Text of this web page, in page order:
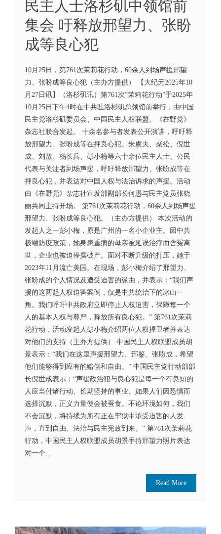
民主人士洛杉矶中领馆前
集会 吁释放邢望力、张盼
成等良心犯
10月25日，第761次茉莉花行动，60余人到场声援邢望
力、张盼成等良心犯（主办方提供） 【大纪元2025年10
月27日讯】（洛杉矶讯）第761次“茉莉花行动”于2025年
10月25日下午4时在中共驻洛杉矶总领馆前举行，由中国
民主党洛杉矶委员会、中国民主人权联盟、《在野党》
杂志社联合发起。 十余名参与者发表公开演讲，呼吁释
放邢望力、张盼成等在押良心犯。朱虞夫、柴松、倪世
成、刘敖、杨长兵、彭小梅等六十余位民主人士、公民
代表与关注者到场声援，呼吁释放邢望力、张盼成等在
押良心犯，并表达对中国人权与法治诉求的声援。活动
由《在野党》杂志社宣发部副部长何愚与民主党员张晓
丽共同主持开场。 第761次茉莉花行动，60余人到场声援
邢望力、张盼成等良心犯。（主办方提供） 本次活动的
发起人之一彭小梅，原是广州的一名小企业主。因中共
极端防疫政策，她身患重病的母亲被延误治疗而含冤离
世，企业也被迫停摆破产。面对不断升级的打压，她于
2023年11月流亡美国。在现场，彭小梅介绍了邢望力、
张盼成的个人情况及遭受迫害的缘由，并表示：“我们声
援的这两起人权迫害案例，仅是中共统治下的冰山一
角。我们呼吁中共政府立即停止人权迫害，保障每一个
人的基本人权与尊严，释放所有良心犯。” 第761次茉莉
花行动，活动发起人彭小梅介绍两位人权捍卫者并表达
对他们的支持（主办方提供） 中国民主人权联盟成员胡
景表示：“我们在这里声援邢望力、邢鉴、张盼成，希望
他们能够得到应有的赔偿和自由。” 中国民主党行动部部
长倪世成表示：“声援政治犯与良心犯是每一个有良知的
人应当付诸行动、长期坚持的事业。如果人们因恐惧而
选择沉默，正义力量便会被蚕食。不论环境如何，我们
不会沉默，将持续为所有正在牢狱中承受迫害的人发
声，直到自由、法治与民主宪政到来。” 第761次茉莉花
行动，中国民主人权联盟成员胡景手持邢望力照片表达
对一个...
Read More